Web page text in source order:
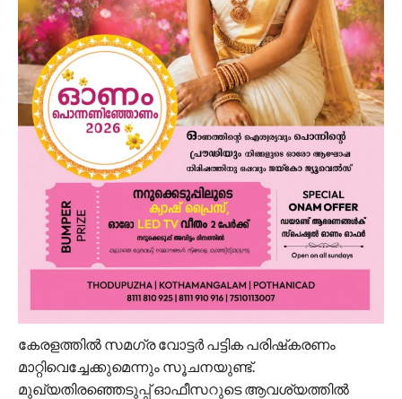
കേരളത്തില്‍ സമഗ്ര വോട്ടര്‍ പട്ടിക പരിഷ്‌കരണം
മാറ്റിവെച്ചേക്കുമെന്നും സൂചനയുണ്ട്.
മുഖ്യതിരഞ്ഞെടുപ്പ് ഓഫീസറുടെ ആവശ്യത്തില്‍